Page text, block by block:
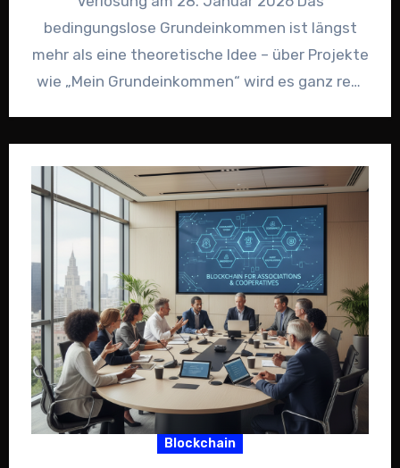
bedingungslose Grundeinkommen ist längst
mehr als eine theoretische Idee – über Projekte
wie „Mein Grundeinkommen“ wird es ganz real
Blockchain